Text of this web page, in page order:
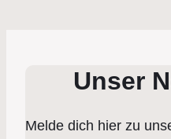
Unser
Melde dich hier zu